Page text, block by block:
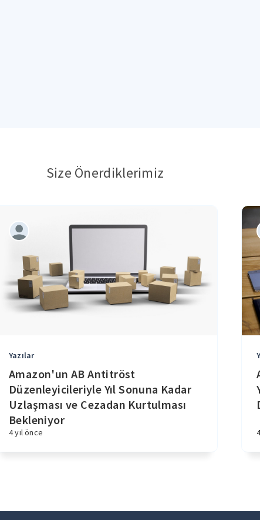
Size Önerdiklerimiz
Yazılar
Amazon'un AB Antitröst
Düzenleyicileriyle Yıl Sonuna Kadar
Uzlaşması ve Cezadan Kurtulması
Bekleniyor
4 yıl önce